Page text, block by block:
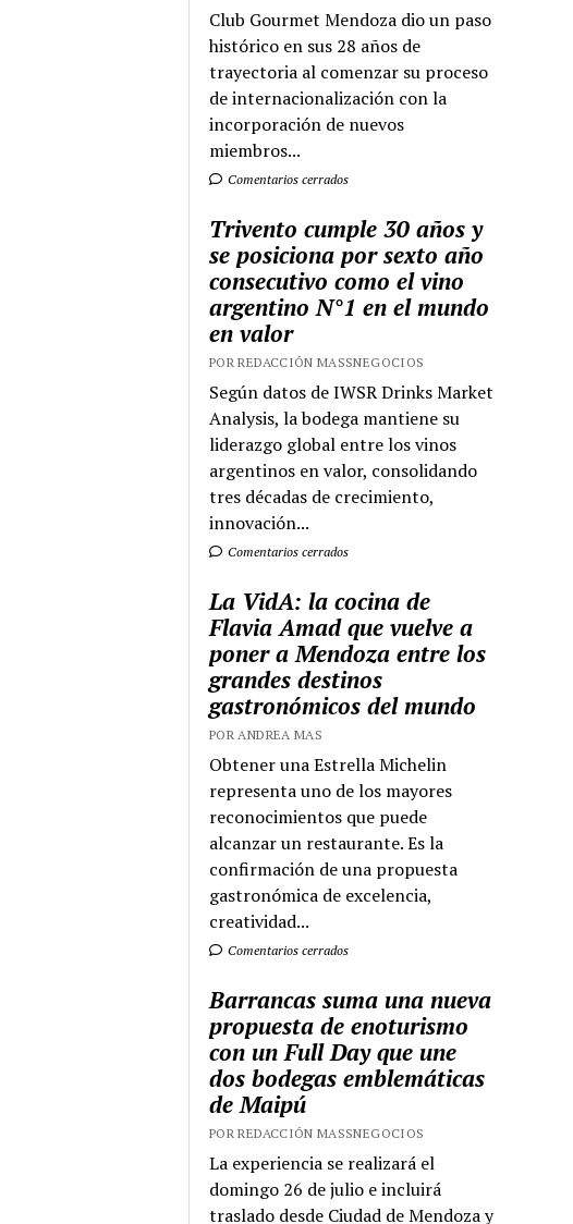
Club Gourmet Mendoza dio un paso
histórico en sus 28 años de
trayectoria al comenzar su proceso
de internacionalización con la
incorporación de nuevos
miembros...
Comentarios cerrados
Trivento cumple 30 años y
se posiciona por sexto año
consecutivo como el vino
argentino N°1 en el mundo
en valor
POR REDACCIÓN MASSNEGOCIOS
Según datos de IWSR Drinks Market
Analysis, la bodega mantiene su
liderazgo global entre los vinos
argentinos en valor, consolidando
tres décadas de crecimiento,
innovación...
Comentarios cerrados
La VidA: la cocina de
Flavia Amad que vuelve a
poner a Mendoza entre los
grandes destinos
gastronómicos del mundo
POR ANDREA MAS
Obtener una Estrella Michelin
representa uno de los mayores
reconocimientos que puede
alcanzar un restaurante. Es la
confirmación de una propuesta
gastronómica de excelencia,
creatividad...
Comentarios cerrados
Barrancas suma una nueva
propuesta de enoturismo
con un Full Day que une
dos bodegas emblemáticas
de Maipú
POR REDACCIÓN MASSNEGOCIOS
La experiencia se realizará el
domingo 26 de julio e incluirá
traslado desde Ciudad de Mendoza y